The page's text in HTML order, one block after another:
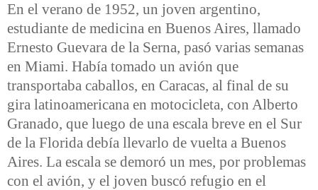
En el verano de 1952, un joven argentino,
estudiante de medicina en Buenos Aires, llamado
Ernesto Guevara de la Serna, pasó varias semanas
en Miami. Había tomado un avión que
transportaba caballos, en Caracas, al final de su
gira latinoamericana en motocicleta, con Alberto
Granado, que luego de una escala breve en el Sur
de la Florida debía llevarlo de vuelta a Buenos
Aires. La escala se demoró un mes, por problemas
con el avión, y el joven buscó refugio en el